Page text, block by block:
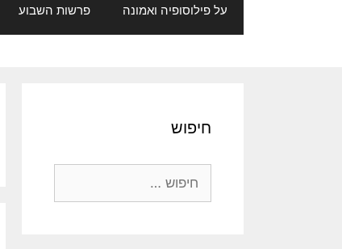
על פילוסופיה ואמונה פרשות השבוע
חיפוש